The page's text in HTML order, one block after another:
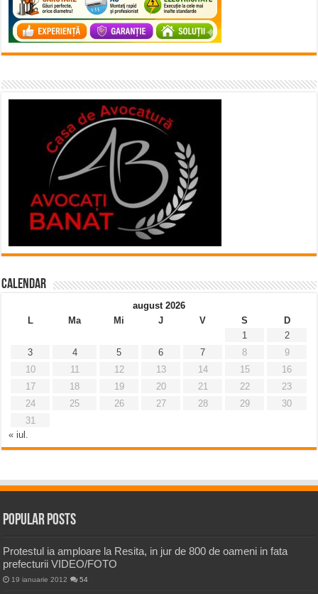
Calendar
august 2026
L
Ma Mi J V S
D
1
2
3
4 5 6 7 8
9
10
11 12 13 14 15
16
17
18 19 20 21 22
23
24
25 26 27 28 29
30
31
« iul.
Popular Posts
Protestul ia amploare la Resita, in jur de 800 de oameni in fata
prefecturii VIDEO/FOTO
19 ianuarie 2012 54